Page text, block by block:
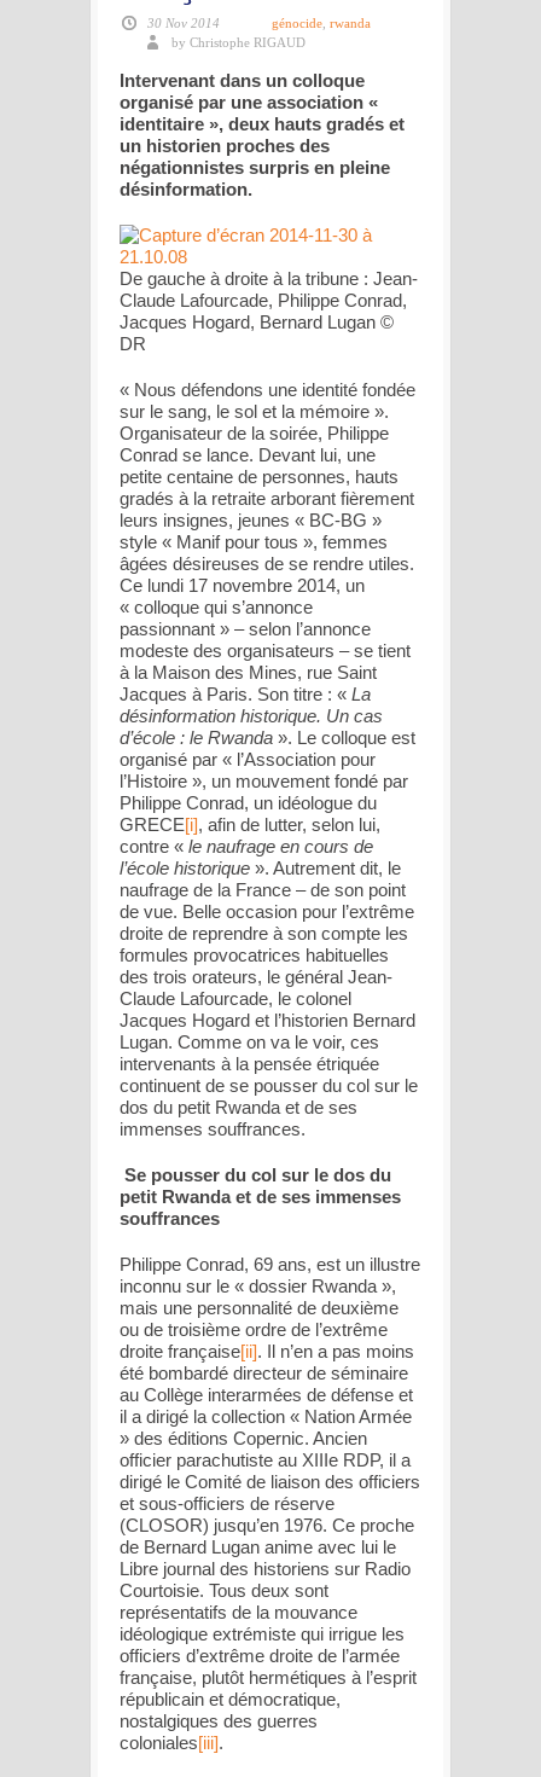
30 Nov 2014 génocide rwanda
by Christophe RIGAUD
Intervenant dans un colloque
organisé par une association «
identitaire », deux hauts gradés et
un historien proches des
négationnistes surpris en pleine
désinformation.
De gauche à droite à la tribune : Jean-
Claude Lafourcade, Philippe Conrad,
Jacques Hogard, Bernard Lugan ©
DR
« Nous défendons une identité fondée
sur le sang, le sol et la mémoire ».
Organisateur de la soirée, Philippe
Conrad se lance. Devant lui, une
petite centaine de personnes, hauts
gradés à la retraite arborant fièrement
leurs insignes, jeunes « BC-BG »
style « Manif pour tous », femmes
âgées désireuses de se rendre utiles.
Ce lundi 17 novembre 2014, un
« colloque qui s’annonce
passionnant » – selon l’annonce
modeste des organisateurs – se tient
à la Maison des Mines, rue Saint
Jacques à Paris. Son titre : « La
désinformation historique. Un cas
d’école : le Rwanda ». Le colloque est
organisé par « l’Association pour
l’Histoire », un mouvement fondé par
Philippe Conrad, un idéologue du
GRECE[i], afin de lutter, selon lui,
contre « le naufrage en cours de
l’école historique ». Autrement dit, le
naufrage de la France – de son point
de vue. Belle occasion pour l’extrême
droite de reprendre à son compte les
formules provocatrices habituelles
des trois orateurs, le général Jean-
Claude Lafourcade, le colonel
Jacques Hogard et l’historien Bernard
Lugan. Comme on va le voir, ces
intervenants à la pensée étriquée
continuent de se pousser du col sur le
dos du petit Rwanda et de ses
immenses souffrances.
Se pousser du col sur le dos du
petit Rwanda et de ses immenses
souffrances
Philippe Conrad, 69 ans, est un illustre
inconnu sur le « dossier Rwanda »,
mais une personnalité de deuxième
ou de troisième ordre de l’extrême
droite française[ii]. Il n’en a pas moins
été bombardé directeur de séminaire
au Collège interarmées de défense et
il a dirigé la collection « Nation Armée
» des éditions Copernic. Ancien
officier parachutiste au XIIIe RDP, il a
dirigé le Comité de liaison des officiers
et sous-officiers de réserve
(CLOSOR) jusqu’en 1976. Ce proche
de Bernard Lugan anime avec lui le
Libre journal des historiens sur Radio
Courtoisie. Tous deux sont
représentatifs de la mouvance
idéologique extrémiste qui irrigue les
officiers d’extrême droite de l’armée
française, plutôt hermétiques à l’esprit
républicain et démocratique,
nostalgiques des guerres
coloniales[iii].